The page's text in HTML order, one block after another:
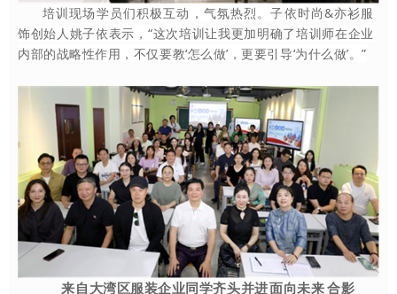
培训现场学员们积极互动，气氛热烈。子依时尚&亦衫服
饰创始人姚子依表示，“这次培训让我更加明确了培训师在企业
内部的战略性作用，不仅要教‘怎么做’，更要引导‘为什么做’。”
来自大湾区服装企业同学齐头并进面向未来合影